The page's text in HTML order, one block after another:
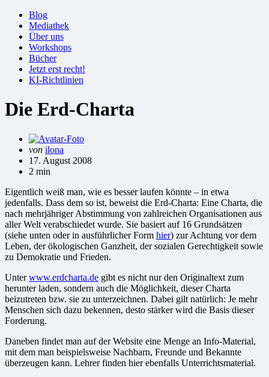
Blog
Mediathek
Über uns
Workshops
Bücher
Jetzt erst recht!
KI-Richtlinien
Die Erd-Charta
Gepostet
von
von ilona
17. August 2008
2 min
Eigentlich weiß man, wie es besser laufen könnte – in etwa
jedenfalls. Dass dem so ist, beweist die Erd-Charta: Eine Charta, die
nach mehrjähriger Abstimmung von zahlreichen Organisationen aus
aller Welt verabschiedet wurde. Sie basiert auf 16 Grundsätzen
(siehe unten oder in ausführlicher Form hier) zur Achtung vor dem
Leben, der ökologischen Ganzheit, der sozialen Gerechtigkeit sowie
zu Demokratie und Frieden.
Unterwww.erdcharta.de gibt es nicht nur den Originaltext zum
herunter laden, sondern auch die Möglichkeit, dieser Charta
beizutreten bzw. sie zu unterzeichnen. Dabei gilt natürlich: Je mehr
Menschen sich dazu bekennen, desto stärker wird die Basis dieser
Forderung.
Daneben findet man auf der Website eine Menge an Info-Material,
mit dem man beispielsweise Nachbarn, Freunde und Bekannte
überzeugen kann. Lehrer finden hier ebenfalls Unterrichtsmaterial.